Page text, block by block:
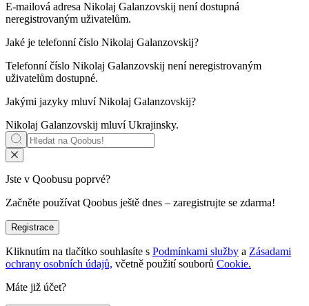
E-mailová adresa Nikolaj Galanzovskij není dostupná
neregistrovaným uživatelům.
Jaké je telefonní číslo Nikolaj Galanzovskij?
Telefonní číslo Nikolaj Galanzovskij není neregistrovaným
uživatelům dostupné.
Jakými jazyky mluvíNikolaj Galanzovskij?
Nikolaj Galanzovskij mluvíUkrajinsky.
Jste v Qoobusu poprvé?
Začněte používat Qoobus ještě dnes – zaregistrujte se zdarma!
Registrace
Kliknutím na tlačítko souhlasíte s Podmínkami služby a Zásadami
ochrany osobních údajů, včetně použití souborů Cookie.
Máte již účet?